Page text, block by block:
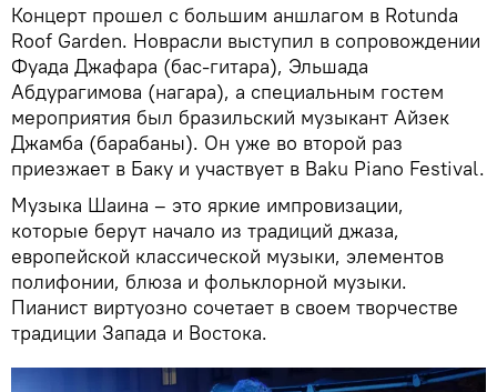
Концерт прошел с большим аншлагом в Rotunda
Roof Garden. Новрасли выступил в сопровождении
Фуада Джафара (бас-гитара), Эльшада
Абдурагимова (нагара), а специальным гостем
мероприятия был бразильский музыкант Айзек
Джамба (барабаны). Он уже во второй раз
приезжает в Баку и участвует в Baku Piano Festival.
Музыка Шаина – это яркие импровизации,
которые берут начало из традиций джаза,
европейской классической музыки, элементов
полифонии, блюза и фольклорной музыки.
Пианист виртуозно сочетает в своем творчестве
традиции Запада и Востока.